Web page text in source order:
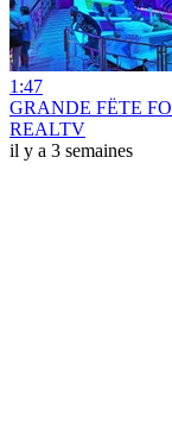
1:47
GRANDE FËTE
REALTV
il y a 3 semaines